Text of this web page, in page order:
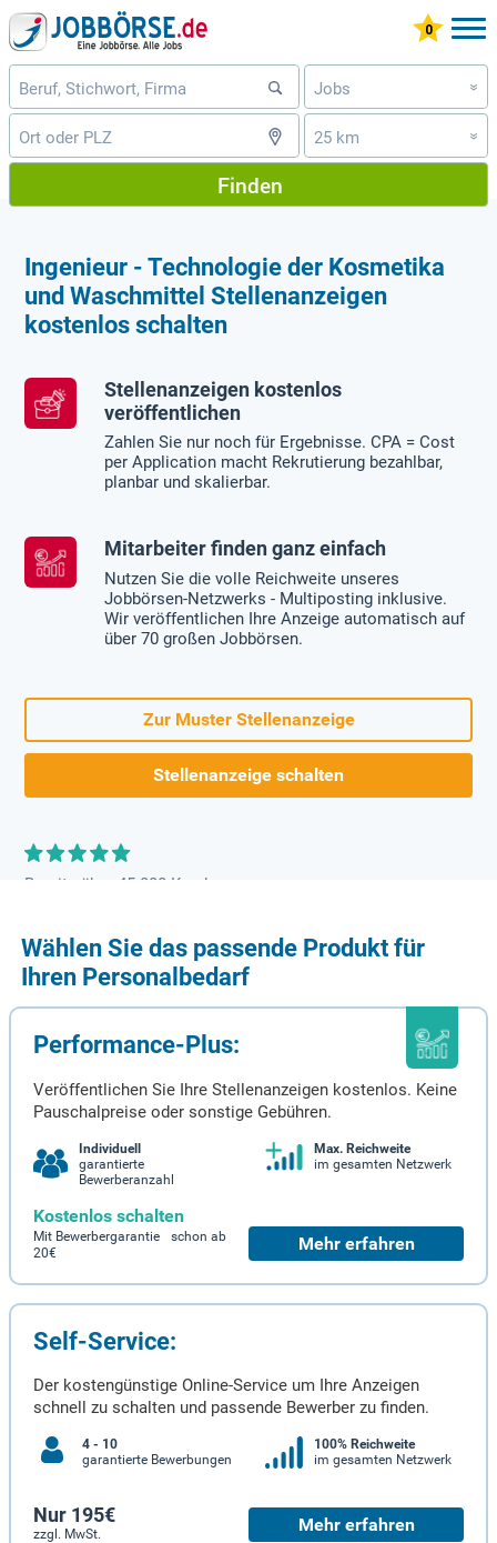
Jobs »
25 km »
Finden
Ingenieur - Technologie der Kosmetika
und Waschmittel Stellenanzeigen
kostenlos schalten
Stellenanzeigen kostenlos
veröffentlichen
Zahlen Sie nur noch für Ergebnisse. CPA = Cost
per Application macht Rekrutierung bezahlbar,
planbar und skalierbar.
Mitarbeiter finden ganz einfach
Nutzen Sie die volle Reichweite unseres
Jobbörsen-Netzwerks - Multiposting inklusive.
Wir veröffentlichen Ihre Anzeige automatisch auf
über 70 großen Jobbörsen.
Zur Muster Stellenanzeige
Stellenanzeige schalten
Bereits über 45.000 Kunden
Wählen Sie das passende Produkt für
Ihren Personalbedarf
Performance-Plus:
Veröffentlichen Sie Ihre Stellenanzeigen kostenlos. Keine
Pauschalpreise oder sonstige Gebühren.
Individuell
garantierte
Bewerberanzahl
Max. Reichweite
im gesamten Netzwerk
Kostenlos schalten
Mit Bewerbergarantie schon ab
20€
Mehr erfahren
Self-Service:
Der kostengünstige Online-Service um Ihre Anzeigen
schnell zu schalten und passende Bewerber zu finden.
4 - 10
garantierte Bewerbungen
100% Reichweite
im gesamten Netzwerk
Nur 195€
zzgl. MwSt. Mehr erfahren